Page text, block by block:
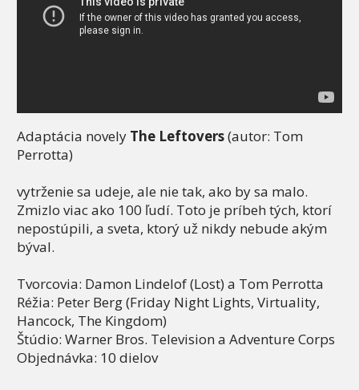
Adaptácia novely The Leftovers(autor: Tom
Perrotta)
vytrženie sa udeje, ale nie tak, ako by sa malo.
Zmizlo viac ako 100 ľudí. Toto je príbeh tých, ktorí
nepostúpili, a sveta, ktorý už nikdy nebude akým
býval.
Tvorcovia: Damon Lindelof (Lost) a Tom Perrotta
Réžia: Peter Berg (Friday Night Lights, Virtuality,
Hancock, The Kingdom)
Štúdio: Warner Bros. Television a Adventure Corps
Objednávka: 10 dielov